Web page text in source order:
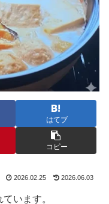
はてブ
コピー
2026.02.25 2026.06.03
います。